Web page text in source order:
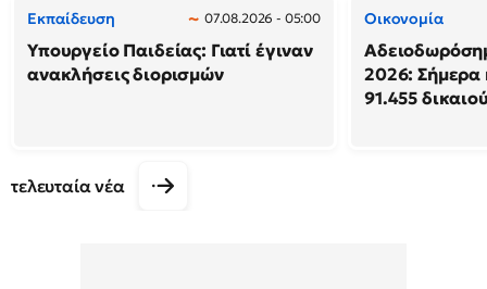
Εκπαίδευση 07.08.2026 - 05:00
Υπουργείο Παιδείας: Γιατί έγιναν
ανακλήσεις διορισμών
Οικονομία
2026: Σήμερα
91.455
τελευταία νέα